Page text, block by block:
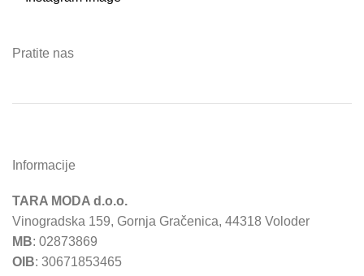
Pratite nas
Informacije
TARA MODA d.o.o.
Vinogradska 159, Gornja Gračenica, 44318 Voloder
MB: 02873869
OIB: 30671853465